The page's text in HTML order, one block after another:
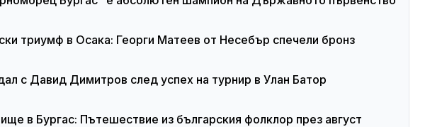
триумф в Осака: Георги Матеев от Несебър спечели бронз
с Давид Димитров след успех на турнир в Улан Батор
в Бургас: Пътешествие из българския фолклор през август